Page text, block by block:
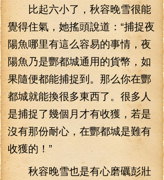
比起六小了，秋容晚雪很能
覺得住氣，她搖頭說道：“捕捉夜
陽魚哪里有這么容易的事情，夜
陽魚乃是酆都城通用的貨幣，如
果隨便都能捕捉到。那么你在酆
都城就能換很多東西了。很多人
是捕捉了幾個月才有收獲，若是
沒有那份耐心，在酆都城是難有
收獲的！”
秋容晚雪也是有心磨礪彭壯